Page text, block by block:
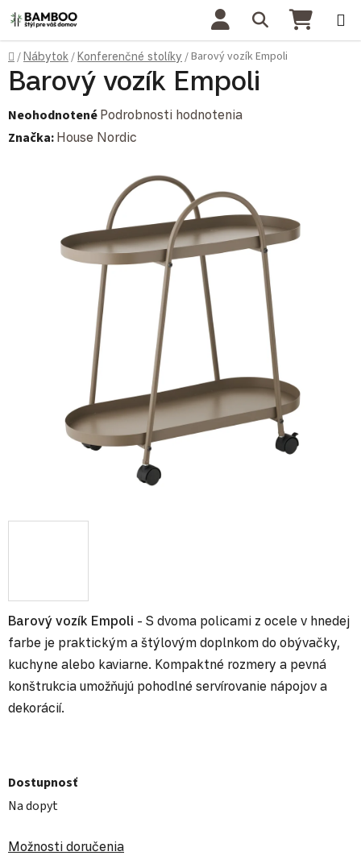
Prejsť na obsah Hľadať
Domov
/Nábytok /Konferenčné stolíky /Barový vozík Empoli
Barový vozík Empoli - S dvoma policami z ocele v hnedej
farbe je praktickým a štýlovým doplnkom do obývačky,
kuchyne alebo kaviarne. Kompaktné rozmery a pevná
konštrukcia umožňujú pohodlné servírovanie nápojov a
dekorácií.
Dostupnosť
Na dopyt
Možnosti doručenia
Barový vozík Empoli
Priemerné hodnotenie produktu je 0,0 z 5 hviezdičiek.
Neohodnotené Podrobnosti hodnotenia
Značka: House Nordic